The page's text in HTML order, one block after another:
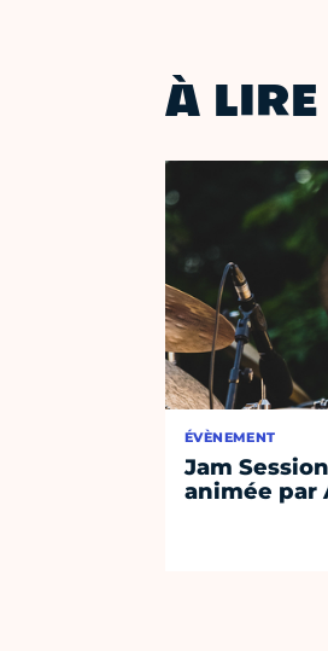
À
ÉVÈNEMENT
Jam
animée par